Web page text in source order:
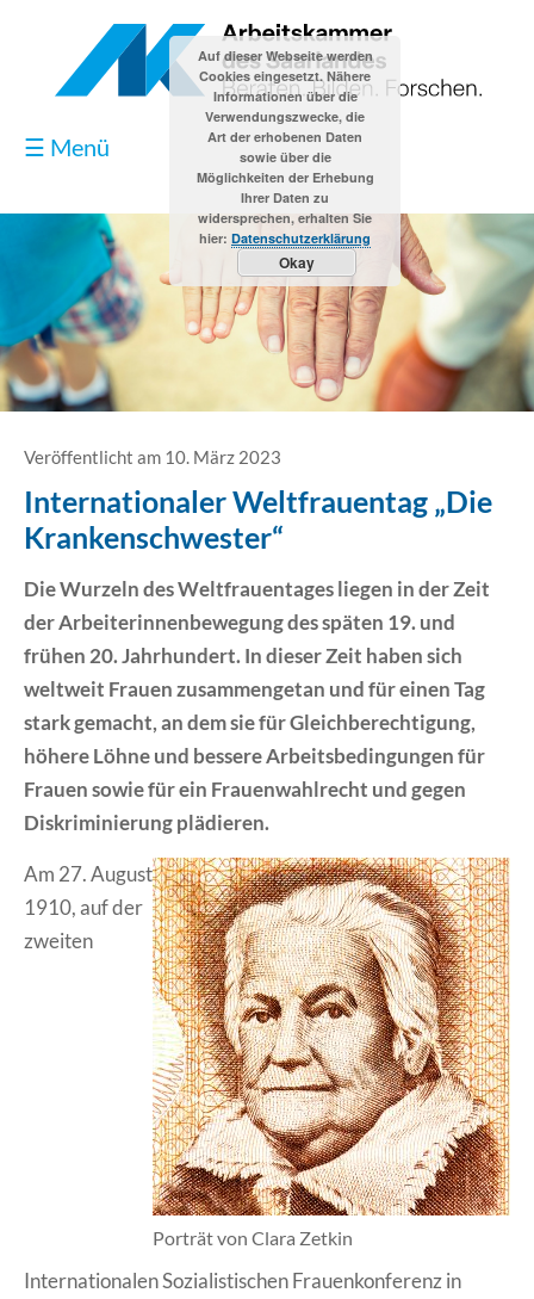
☰ Menü
Blog
Kontakt
Datenschutzerklärung
Veröffentlicht am 10. März 2023
Internationaler Weltfrauentag „Die
Krankenschwester“
Die Wurzeln des Weltfrauentages liegen in der Zeit
der Arbeiterinnenbewegung des späten 19. und
frühen 20. Jahrhundert. In dieser Zeit haben sich
weltweit Frauen zusammengetan und für einen Tag
stark gemacht, an dem sie für Gleichberechtigung,
höhere Löhne und bessere Arbeitsbedingungen für
Frauen sowie für ein Frauenwahlrecht und gegen
Diskriminierung plädieren.
Porträt von Clara Zetkin
Am 27. August
1910, auf der
zweiten
Internationalen Sozialistischen Frauenkonferenz in
Auf dieser Webseite werden
Cookies eingesetzt. Nähere
Informationen über die
Verwendungszwecke, die
Art der erhobenen Daten
sowie über die
Möglichkeiten der Erhebung
Ihrer Daten zu
widersprechen, erhalten Sie
hier: Datenschutzerklärung
Okay